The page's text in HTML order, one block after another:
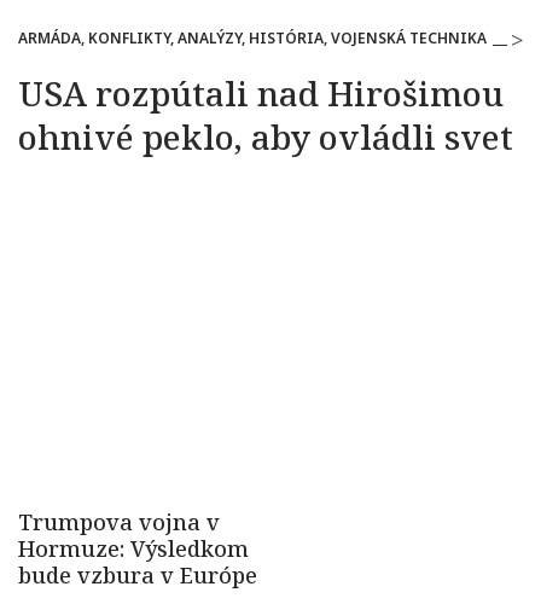
ARMÁDA, KONFLIKTY, ANALÝZY, HISTÓRIA, VOJENSKÁ TECHNIKA